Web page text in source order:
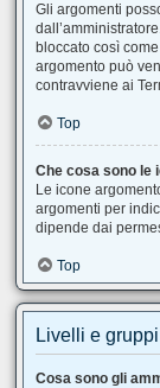
Gli argomenti
bloccato così
argomento può
contravviene ai
Top
Che cosa sono le
Le icone
argomenti per
dipende dai
Top
Livelli e
Cosa sono gli